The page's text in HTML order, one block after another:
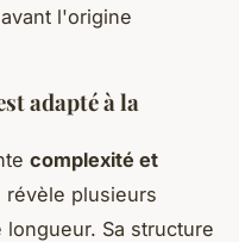
l'origine
adapté à la
complexité et
révèle plusieurs
Sa structure